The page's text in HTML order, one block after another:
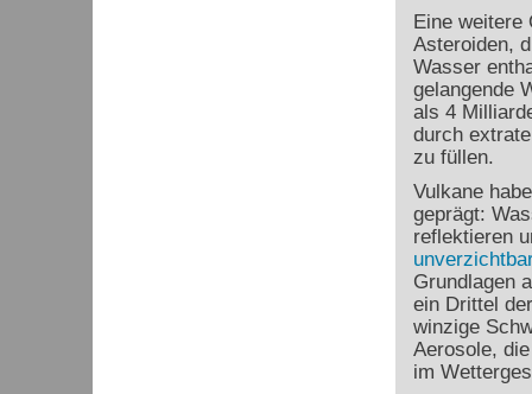
Eine weitere
Asteroiden,
Wasser
gelangende
als 4
durch
zu füllen.
Vulkane
geprägt:
reflektieren
Grundlagen
ein Drittel
winzige
Aerosole,
im